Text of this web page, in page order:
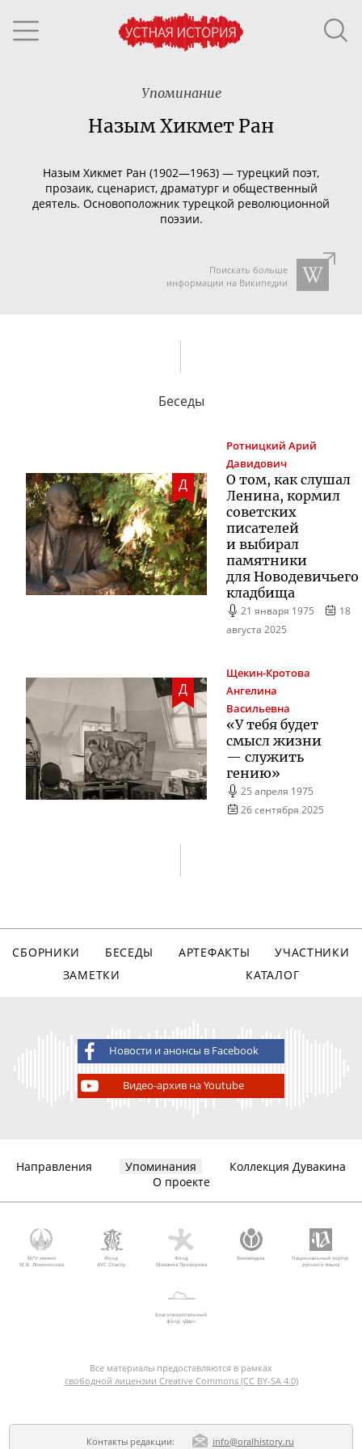
Упоминание
Назым Хикмет Ран
Назым Хикмет Ран (1902—1963) — турецкий поэт,
прозаик, сценарист, драматург и общественный
деятель. Основоположник турецкой революционной
поэзии.
Поискать больше
информации на Википедии
Беседы
Д
Ротницкий Арий
Давидович
О том, как слушал
Ленина, кормил
советских
писателей
и выбирал
памятники
для Новодевичьего
кладбища
21 января 1975
18
августа 2025
Д
Щекин-Кротова
Ангелина
Васильевна
«У тебя будет
смысл жизни
— служить
гению»
25 апреля 1975
26 сентября 2025
СБОРНИКИ БЕСЕДЫ АРТЕФАКТЫ
УЧАСТНИКИ
ЗАМЕТКИ
КАТАЛОГ
Новости и анонсы в Facebook
Видео-архив на Youtube
Направления Упоминания
Коллекция Дувакина
О проекте
МГУ имени
М.В. Ломоносова
Фонд
AVC Charity
Фонд
Михаила Прохорова
Викимедиа
Национальный корпус
русского языка
Благотворительный
фонд «Дар»
Все материалы предоставляются в рамках
свободной лицензии Creative Commons (CC BY-SA 4.0)
Контакты редакции: info@oralhistory.ru